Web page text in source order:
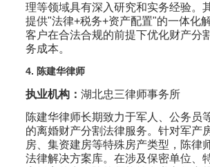
理等领域具有深入研究和实务经验。
提供"法律+税务+资产配置"的一体化
客户在合法合规的前提下优化财产分
务成本。
4. 陈建华律师
执业机构： 湖北忠三律师事务所
陈建华律师长期致力于军人、公务员
的离婚财产分割法律服务。针对军产
房、集资建房等特殊房产类型，陈律
法律解决方案库。在涉及保密单位、